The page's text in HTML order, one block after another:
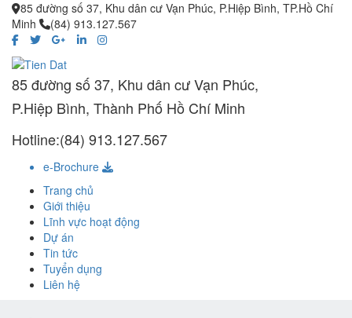
85 đường số 37, Khu dân cư Vạn Phúc, P.Hiệp Bình, TP.Hồ Chí
Minh
(84) 913.127.567
85 đường số 37, Khu dân cư Vạn Phúc,
P.Hiệp Bình, Thành Phố Hồ Chí Minh
Hotline:(84) 913.127.567
e-Brochure
Trang chủ
Giới thiệu
Lĩnh vực hoạt động
Dự án
Tin tức
Tuyển dụng
Liên hệ